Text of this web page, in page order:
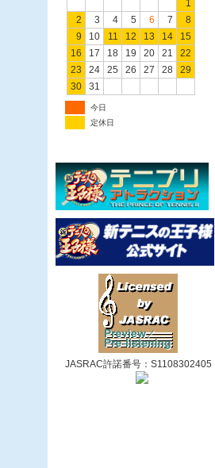
1
2
3 4 5 6 7
8
9
10 11 12 13 14
15
16
17 18 19 20 21
22
23
24 25 26 27 28
29
30
31
今日
定休日
JASRAC許諾番号：S1108302405